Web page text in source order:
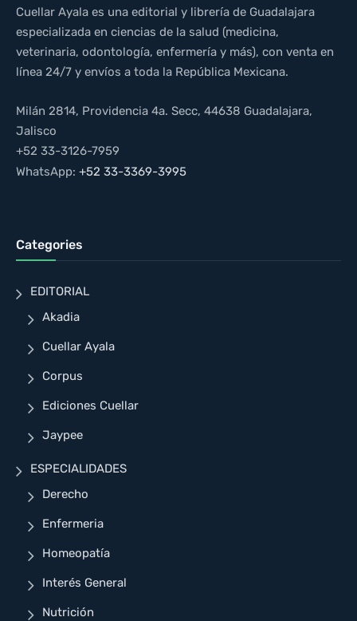
Cuellar Ayala es una editorial y librería de Guadalajara
especializada en ciencias de la salud (medicina,
veterinaria, odontología, enfermería y más), con venta en
línea 24/7 y envíos a toda la República Mexicana.
Milán 2814, Providencia 4a. Secc, 44638 Guadalajara,
Jalisco
+52 33-3126-7959
WhatsApp: +52 33-3369-3995
Categories
EDITORIAL
Akadia
Cuellar Ayala
Corpus
Ediciones Cuellar
Jaypee
ESPECIALIDADES
Derecho
Enfermeria
Homeopatía
Interés General
Nutrición